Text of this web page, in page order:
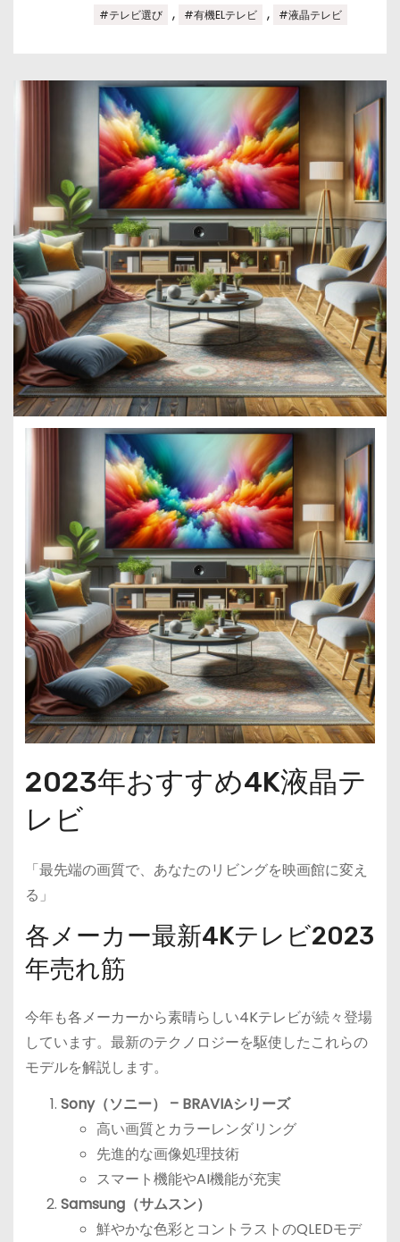
#テレビ選び , #有機ELテレビ , #液晶テレビ
2023年おすすめ4K液晶テ
レビ
「最先端の画質で、あなたのリビングを映画館に変え
る」
各メーカー最新4Kテレビ2023
年売れ筋
今年も各メーカーから素晴らしい4Kテレビが続々登場
しています。最新のテクノロジーを駆使したこれらの
モデルを解説します。
Sony（ソニー） – BRAVIAシリーズ
高い画質とカラーレンダリング
先進的な画像処理技術
スマート機能やAI機能が充実
Samsung（サムスン）
鮮やかな色彩とコントラストのQLEDモデ